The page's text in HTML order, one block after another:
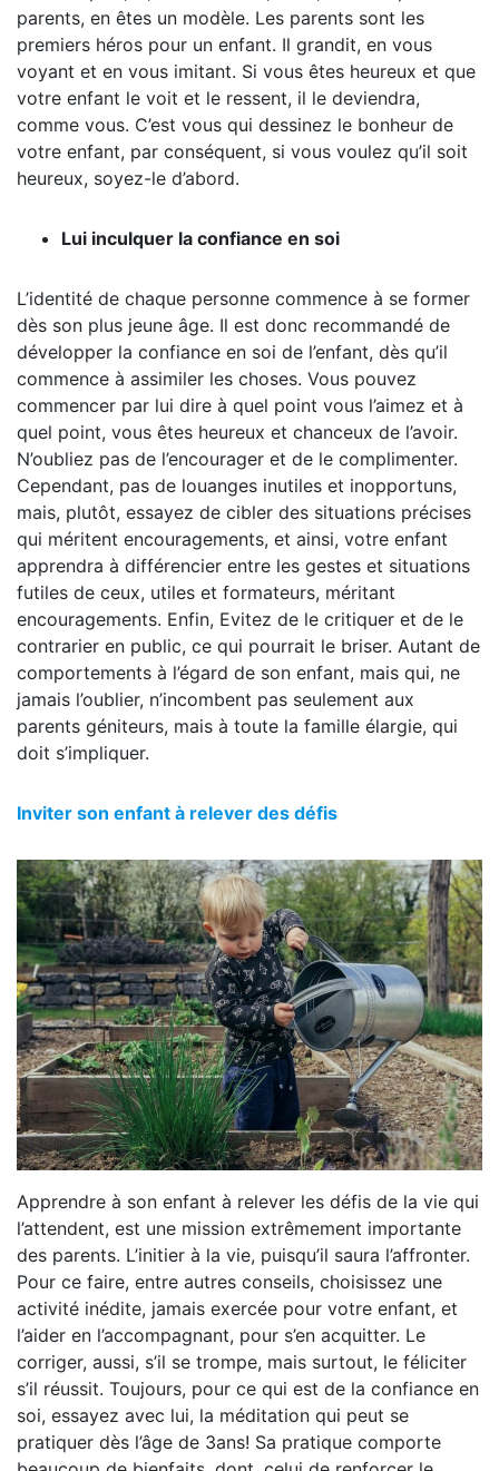
parents, en êtes un modèle. Les parents sont les
premiers héros pour un enfant. Il grandit, en vous
voyant et en vous imitant. Si vous êtes heureux et que
votre enfant le voit et le ressent, il le deviendra,
comme vous. C’est vous qui dessinez le bonheur de
votre enfant, par conséquent, si vous voulez qu’il soit
heureux, soyez-le d’abord.
Lui inculquer la confiance en soi
L’identité de chaque personne commence à se former
dès son plus jeune âge. Il est donc recommandé de
développer la confiance en soi de l’enfant, dès qu’il
commence à assimiler les choses. Vous pouvez
commencer par lui dire à quel point vous l’aimez et à
quel point, vous êtes heureux et chanceux de l’avoir.
N’oubliez pas de l’encourager et de le complimenter.
Cependant, pas de louanges inutiles et inopportuns,
mais, plutôt, essayez de cibler des situations précises
qui méritent encouragements, et ainsi, votre enfant
apprendra à différencier entre les gestes et situations
futiles de ceux, utiles et formateurs, méritant
encouragements. Enfin, Evitez de le critiquer et de le
contrarier en public, ce qui pourrait le briser. Autant de
comportements à l’égard de son enfant, mais qui, ne
jamais l’oublier, n’incombent pas seulement aux
parents géniteurs, mais à toute la famille élargie, qui
doit s’impliquer.
Inviter son enfant à relever des défis
Apprendre à son enfant à relever les défis de la vie qui
l’attendent, est une mission extrêmement importante
des parents. L’initier à la vie, puisqu’il saura l’affronter.
Pour ce faire, entre autres conseils, choisissez une
activité inédite, jamais exercée pour votre enfant, et
l’aider en l’accompagnant, pour s’en acquitter. Le
corriger, aussi, s’il se trompe, mais surtout, le féliciter
s’il réussit. Toujours, pour ce qui est de la confiance en
soi, essayez avec lui, la méditation qui peut se
pratiquer dès l’âge de 3ans! Sa pratique comporte